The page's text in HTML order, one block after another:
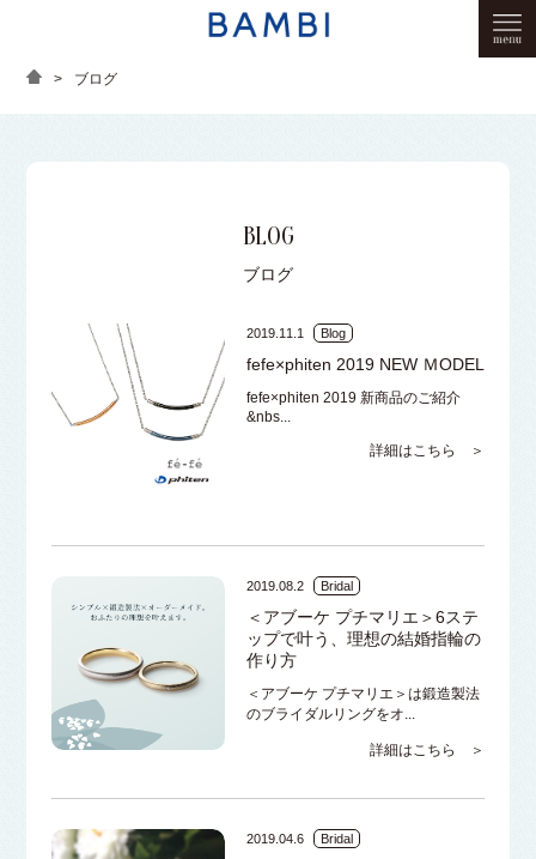
> ブログ
BLOG
ブログ
2019.11.1 Blog
fefe×phiten 2019 NEW ＭODEL
fefe×phiten 2019 新商品のご紹介
&nbs...
詳細はこちら ＞
2019.08.2 Bridal
＜アブーケ プチマリエ＞6ステ
ップで叶う、理想の結婚指輪の
作り方
＜アブーケ プチマリエ＞は鍛造製法
のブライダルリングをオ...
詳細はこちら ＞
2019.04.6 Bridal